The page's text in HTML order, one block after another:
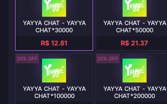
YAYYA CHAT - YAYYA
CHAT*30000
R$ 12.81
YAYYA CHAT - YAYYA
CHAT*50000
R$ 21.37
20% OFF
YAYYA CHAT - YAYYA
CHAT*100000
20% OFF
YAYYA CHAT - YAYYA
CHAT*200000